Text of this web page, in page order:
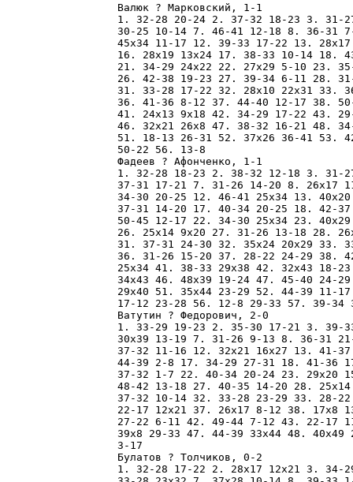
Валюк ? Марковский, 1-1
1. 32-28 20-24 2. 37-32 18-23 3. 31-
30-25 10-14 7. 46-41 12-18 8. 36-31
45x34 11-17 12. 39-33 17-22 13.
16. 28x19 13x24 17. 38-33 10-14 18.
21. 34-29 24x22 22. 27x29 5-10 23.
26. 42-38 19-23 27. 39-34 6-11 28.
31. 33-28 17-22 32. 28x10 22x31 33.
36. 41-36 8-12 37. 44-40 12-17 38.
41. 24x13 9x18 42. 34-29 17-22 43.
46. 32x21 26x8 47. 38-32 16-21 48.
51. 18-13 26-31 52. 37x26 36-41 53.
50-22 56. 13-8
Фадеев ? Афонченко, 1-1
1. 32-28 18-23 2. 38-32 12-18 3. 31-
37-31 17-21 7. 31-26 14-20 8. 26x17
34-30 20-25 12. 46-41 25x34 13.
37-31 14-20 17. 40-34 20-25 18. 42-
50-45 12-17 22. 34-30 25x34 23.
26. 25x14 9x20 27. 31-26 13-18 28.
31. 37-31 24-30 32. 35x24 20x29 33.
36. 31-26 15-20 37. 28-22 24-29 38.
25x34 41. 38-33 29x38 42. 32x43 18-
34x43 46. 48x39 19-24 47. 45-40 24-
29x40 51. 35x44 23-29 52. 44-39 11-
17-12 23-28 56. 12-8 29-33 57. 39-
Ватутин ? Федорович, 2-0
1. 33-29 19-23 2. 35-30 17-21 3. 39-
30x39 13-19 7. 31-26 9-13 8. 36-31
37-32 11-16 12. 32x21 16x27 13. 41-
44-39 2-8 17. 34-29 27-31 18. 41-36
37-32 1-7 22. 40-34 20-24 23. 29x20
48-42 13-18 27. 40-35 14-20 28.
37-32 10-14 32. 33-28 23-29 33. 28-
22-17 12x21 37. 26x17 8-12 38. 17x8
27-22 6-11 42. 49-44 7-12 43. 22-17
39x8 29-33 47. 44-39 33x44 48.
3-17
Булатов ? Толчиков, 0-2
1. 32-28 17-22 2. 28x17 12x21 3.